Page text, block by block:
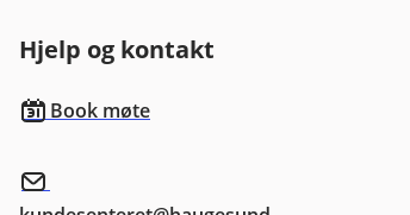
Hjelp og kontakt
Book møte